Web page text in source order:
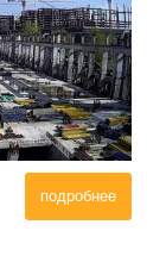
подробнее